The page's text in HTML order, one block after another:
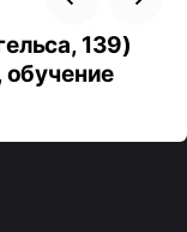
139)
обучение